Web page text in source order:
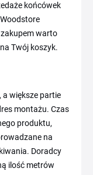
końcówek
warto
Twój koszyk.
a większe partie
montażu. Czas
produktu,
na
Doradcy
ilość metrów